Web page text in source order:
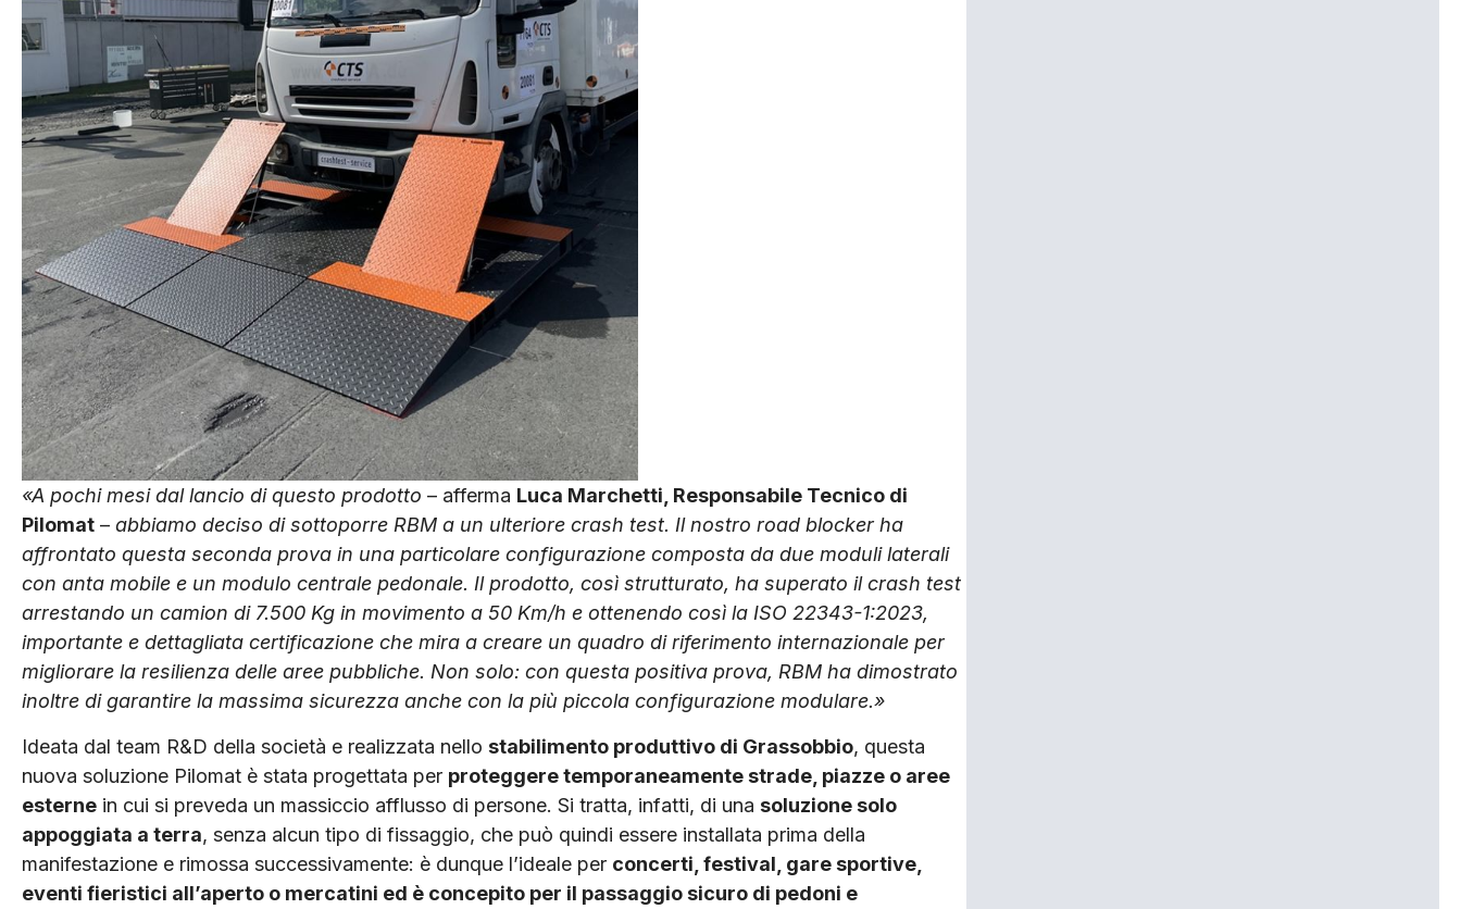
«A pochi mesi dal lancio di questo prodotto – afferma Luca Marchetti, Responsabile Tecnico di
Pilomat – abbiamo deciso di sottoporre RBM a un ulteriore crash test. Il nostro road blocker ha
affrontato questa seconda prova in una particolare configurazione composta da due moduli laterali
con anta mobile e un modulo centrale pedonale. Il prodotto, così strutturato, ha superato il crash test
arrestando un camion di 7.500 Kg in movimento a 50 Km/h e ottenendo così la ISO 22343-1:2023,
importante e dettagliata certificazione che mira a creare un quadro di riferimento internazionale per
migliorare la resilienza delle aree pubbliche. Non solo: con questa positiva prova, RBM ha dimostrato
inoltre di garantire la massima sicurezza anche con la più piccola configurazione modulare.»
Ideata dal team R&D della società e realizzata nello stabilimento produttivo di Grassobbio, questa
nuova soluzione Pilomat è stata progettata per proteggere temporaneamente strade, piazze o aree
esterne in cui si preveda un massiccio afflusso di persone. Si tratta, infatti, di una soluzione solo
appoggiata a terra, senza alcun tipo di fissaggio, che può quindi essere installata prima della
manifestazione e rimossa successivamente: è dunque l’ideale per concerti, festival, gare sportive,
eventi fieristici all’aperto o mercatini ed è concepito per il passaggio sicuro di pedoni e